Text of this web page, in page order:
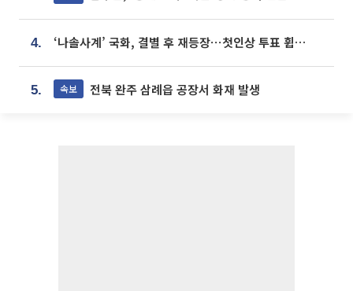
4. ‘나솔사계’ 국화, 결별 후 재등장⋯첫인상 투표 휩쓸고 ‘인기녀’ 등극
5. 속보 전북 완주 삼례읍 공장서 화재 발생